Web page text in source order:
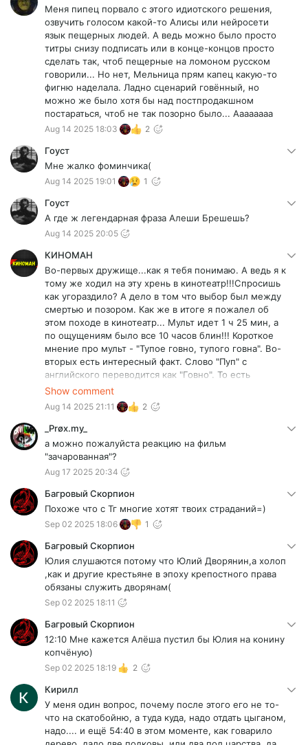
Меня пипец порвало с этого идиотского решения,
озвучить голосом какой-то Алисы или нейросети
язык пещерных людей. А ведь можно было просто
титры снизу подписать или в конце-концов просто
сделать так, чтоб пещерные на ломоном русском
говорили... Но нет, Мельница прям капец какую-то
фигню наделала. Ладно сценарий говённый, но
можно же было хотя бы над постпродакшном
постараться, чтоб не так позорно было... Аааааааа
Aug 14 2025 18:03 2
Гоуст
Мне жалко фоминчика(
Aug 14 2025 19:01 1
Гоуст
А где ж легендарная фраза Алеши Брешешь?
Aug 14 2025 20:05
КИНОМАН
Во-первых дружище...как я тебя понимаю. А ведь я к
тому же ходил на эту хрень в кинотеатр!!!Спросишь
как угораздило? А дело в том что выбор был между
смертью и позором. Как же в итоге я пожалел об
этом походе в кинотеатр... Мульт идет 1 ч 25 мин, а
по ощущениям было все 10 часов блин!!! Короткое
мнение про мульт - "Тупое говно, тупого говна". Во-
вторых есть интересный факт. Слово "Пуп" с
английского переводится как "Говно". То есть
создатели осознанно или же не осознанно назвали
свой мультфильм "Говном". Ну и в-третьих ты опять
сбрил усы. Ну и зря.)
Show comment
Aug 14 2025 21:11 2
_Prøx.my_
а можно пожалуйста реакцию на фильм
"зачарованная"?
Aug 17 2025 20:34
Багровый Скорпион
Похоже что с Тг многие хотят твоих страданий=)
Sep 02 2025 18:06 1
Багровый Скорпион
Юлия слушаются потому что Юлий Дворянин,а холоп
,как и другие крестьяне в эпоху крепостного права
обязаны служить дворянам(
Sep 02 2025 18:11
Багровый Скорпион
12:10 Мне кажется Алёша пустил бы Юлия на конину
копчёную)
Sep 02 2025 18:19 2
Кирилл
У меня один вопрос, почему после этого его не то-
что на скатобойню, а туда куда, надо отдать цыганом,
надо.... и ещё 54:40 в этом моменте, как говарило